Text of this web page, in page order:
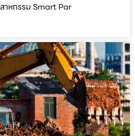
าหกรรม Smart Par